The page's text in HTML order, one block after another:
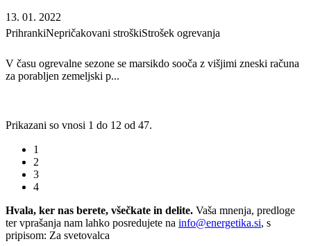
13. 01. 2022
PrihrankiNepričakovani stroškiStrošek ogrevanja
V času ogrevalne sezone se marsikdo sooča z višjimi zneski računa
za porabljen zemeljski p...
Prikazani so vnosi 1 do 12 od 47.
1
2
3
4
Hvala, ker nas berete, všečkate in delite. Vaša mnenja, predloge
ter vprašanja nam lahko posredujete na info@energetika.si, s
pripisom: Za svetovalca